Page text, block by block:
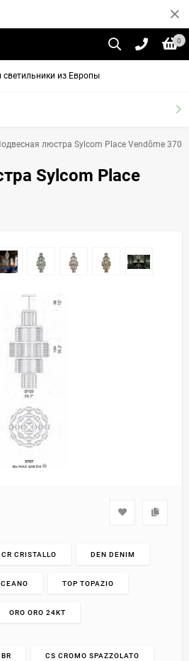
0
из Европы
люстра Sylcom Place Vendôme 3707
Sylcom Place
CR CRISTALLO DEN DENIM
TOP TOPAZIO
ORO ORO 24KT
BR CS CROMO SPAZZOLATO